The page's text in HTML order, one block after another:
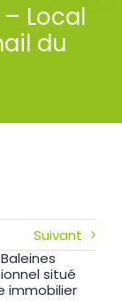
Local
du
Suivant
situé
immobilier